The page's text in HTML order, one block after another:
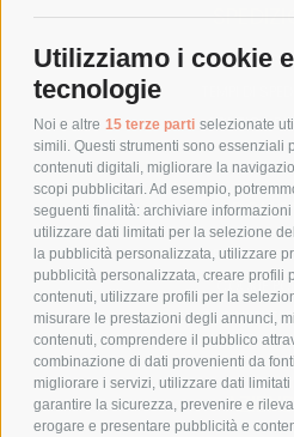
Utilizziamo i cookie
tecnologie
Noi e altre 15 terze parti selezionate
simili. Questi strumenti sono essenziali
contenuti digitali, migliorare la
scopi pubblicitari. Ad esempio,
seguenti finalità: archiviare
utilizzare dati limitati per la selezione
la pubblicità personalizzata, utilizzare
pubblicità personalizzata, creare profili
contenuti, utilizzare profili per la
misurare le prestazioni degli annunci,
contenuti, comprendere il pubblico
combinazione di dati provenienti da
migliorare i servizi, utilizzare dati
garantire la sicurezza, prevenire e
erogare e presentare pubblicità e
COSTI DI
POLITICA DI
PRIVACY
COOKIE
PAGAMENTI